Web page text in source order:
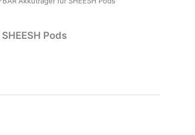
Pods